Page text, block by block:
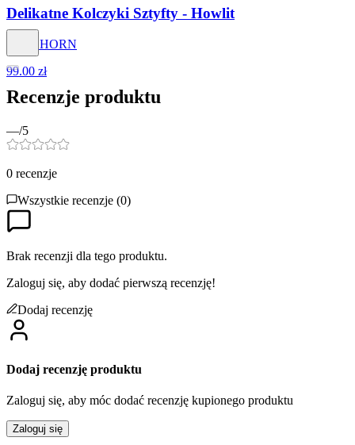
Delikatne Kolczyki Sztyfty - Howlit
STAGHORN
99.00 zł
Recenzje produktu
—/5
0 recenzje
Wszystkie recenzje (0)
Brak recenzji dla tego produktu.
Zaloguj się, aby dodać pierwszą recenzję!
Dodaj recenzję
Dodaj recenzję produktu
Zaloguj się, aby móc dodać recenzję kupionego produktu
Zaloguj się